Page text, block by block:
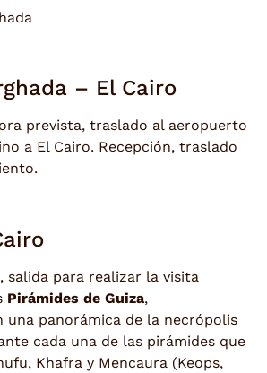
– El Cairo
prevista, traslado al aeropuerto
a El Cairo. Recepción, traslado
salida para realizar la visita
Pirámides de Guiza,
una panorámica de la necrópolis
cada una de las pirámides que
Khafra y Mencaura (Keops,